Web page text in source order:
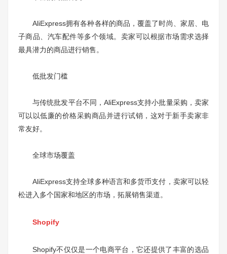
AliExpress拥有各种各样的商品，覆盖了时尚、家居、电
子商品、汽车配件等多个领域。卖家可以根据市场需求选择
最具潜力的商品进行销售。
低批发门槛
与传统批发平台不同，AliExpress支持小批量采购，卖家
可以以低廉的价格采购商品并进行试销，这对于新手卖家非
常友好。
全球市场覆盖
AliExpress支持全球多种语言和多货币支付，卖家可以轻
松进入多个国家和地区的市场，拓展销售渠道。
Shopify
Shopify不仅仅是一个电商平台，它还提供了丰富的选品